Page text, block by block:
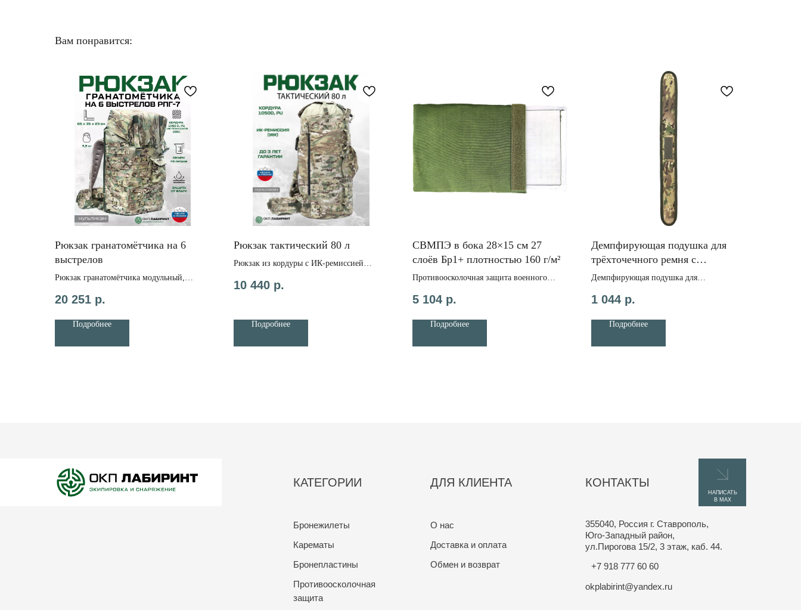
Вам понравится:
Рюкзак гранатомётчика на 6
выстрелов
Рюкзак гранатомётчика модульный,
пластиковым каркасом из Кордуры,
демпферными подушками под выстрелы,
20 251 р.
Подробнее
Рюкзак тактический 80 л
Рюкзак из кордуры с ИК-ремиссией
10 440 р.
Подробнее
СВМПЭ в бока 28×15 см 27
слоёв Бр1+ плотностью 160 г/м²
Противоосколочная защита военного
плитоносца (бронежилета) в бок по 27
Размер изделия: 28*15 см.
5 104 р.
Подробнее
Демпфирующая подушка для
трёхточечного ремня с
окантовкой стропой
Демпфирующая подушка для
мультикам или цифра, 70*7 см.
1 044 р.
Подробнее
О нас
Доставка и оплата
Бронежилеты
Обмен и возврат
Карематы
Публичная оферта
Бронепластины
Противоосколочная
защита
НАПИСАТЬ
В MAX
КОНТАКТЫ
КАТЕГОРИИ ДЛЯ КЛИЕНТА
355040, Россия г. Ставрополь,
Юго-Западный район,
ул.Пирогова 15/2, 3 этаж, каб. 44.
+7 918 777 60 60
okplabirint@yandex.ru